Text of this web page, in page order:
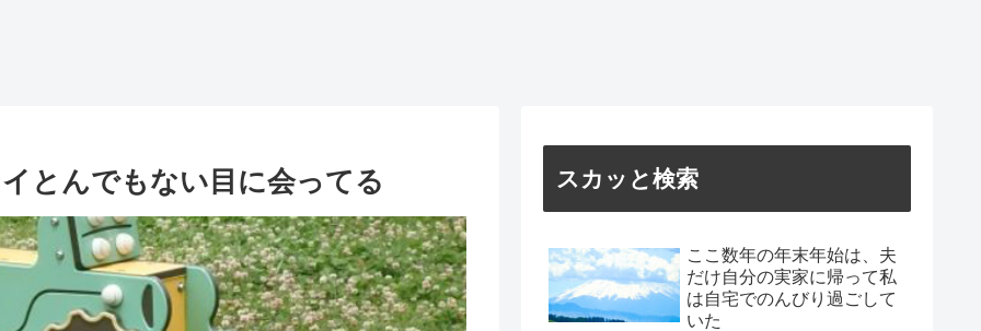
とんでもない目に会ってる スカッと検索
ここ数年の年末年始は、夫
だけ自分の実家に帰って私
は自宅でのんびり過ごして
いた